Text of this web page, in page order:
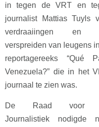
in tegen de VRT en
journalist Mattias Tuyls
verdraaiingen en
verspreiden van leugens
reportagereeks “Qué
Venezuela?” die in het
journaal te zien was.
De Raad voor
Journalistiek nodigde